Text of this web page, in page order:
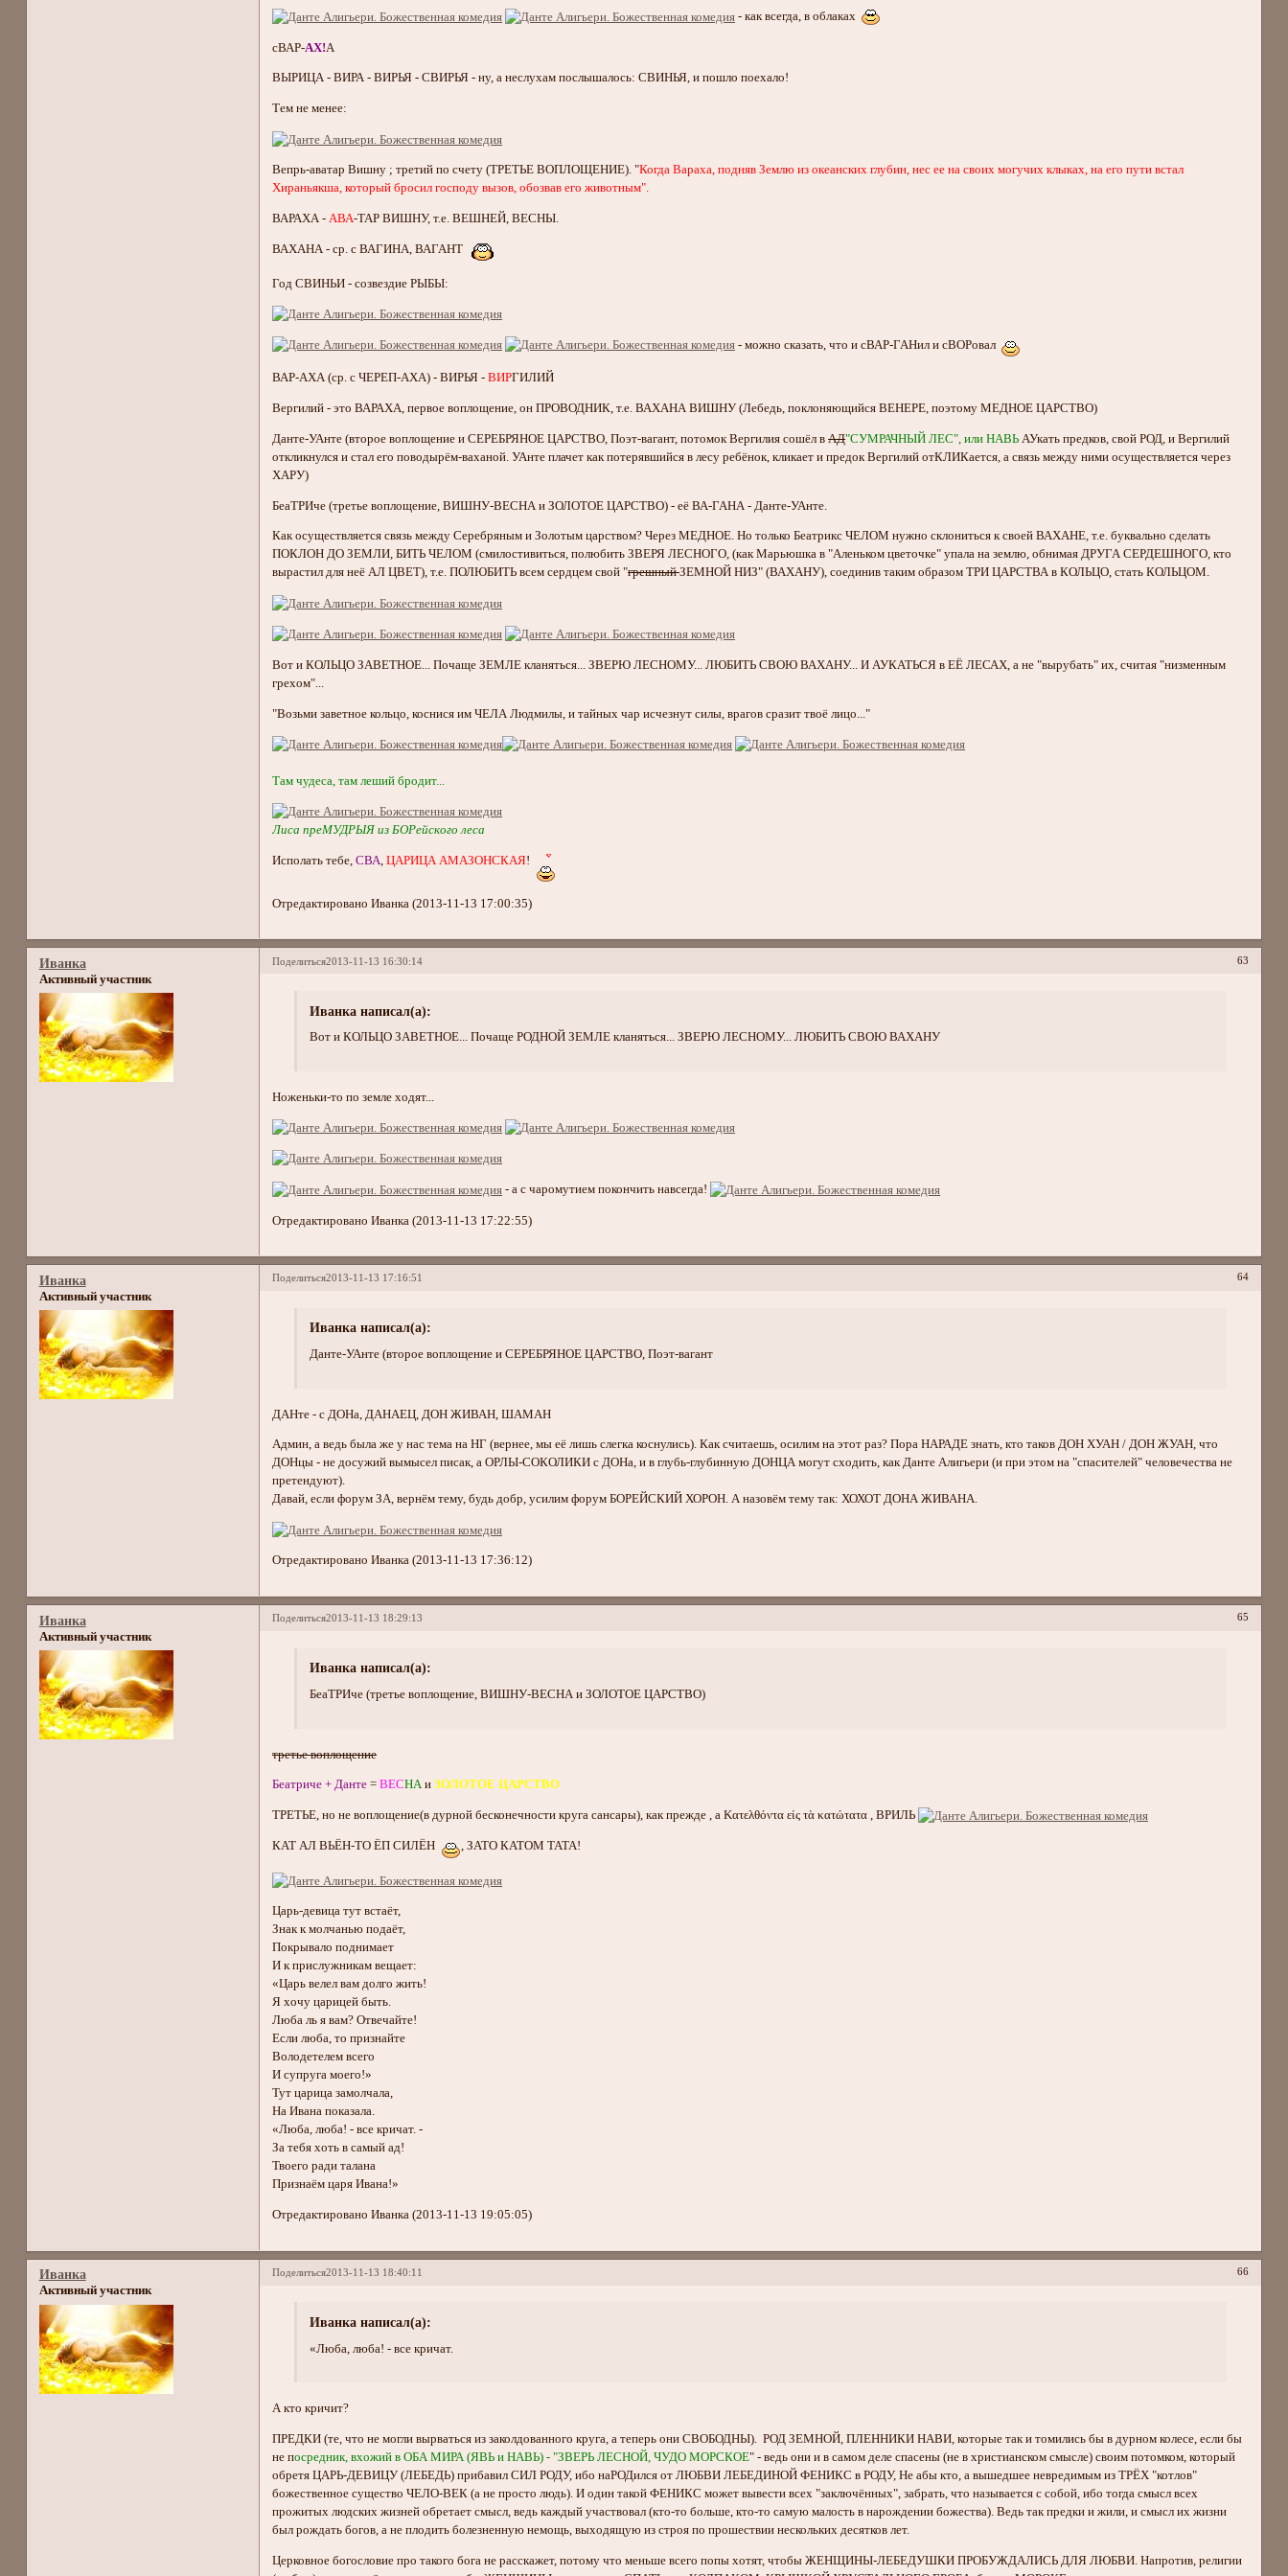
- как всегда, в облаках
сВАР-АХ!А
ВЫРИЦА - ВИРА - ВИРЬЯ - СВИРЬЯ - ну, а неслухам послышалось: СВИНЬЯ, и пошло поехало!
Тем не менее:
Вепрь-аватар Вишну ; третий по счету (ТРЕТЬЕ ВОПЛОЩЕНИЕ). "Когда Вараха, подняв Землю из океанских глубин, нес ее на своих могучих клыках, на его пути встал
Хираньякша, который бросил господу вызов, обозвав его животным".
ВАРАХА -АВА-ТАР ВИШНУ, т.е. ВЕШНЕЙ, ВЕСНЫ.
ВАХАНА - ср. с ВАГИНА, ВАГАНТ
Год СВИНЬИ - созвездие РЫБЫ:
- можно сказать, что и сВАР-ГАНил и сВОРовал
ВАР-АХА (ср. с ЧЕРЕП-АХА) - ВИРЬЯ -ВИРГИЛИЙ
Вергилий - это ВАРАХА, первое воплощение, он ПРОВОДНИК, т.е. ВАХАНА ВИШНУ (Лебедь, поклоняющийся ВЕНЕРЕ, поэтому МЕДНОЕ ЦАРСТВО)
Данте-УАнте (второе воплощение и СЕРЕБРЯНОЕ ЦАРСТВО, Поэт-вагант, потомок Вергилия сошёл вАД"СУМРАЧНЫЙ ЛЕС", или НАВЬАУкать предков, свой РОД, и Вергилий
откликнулся и стал его поводырём-ваханой. УАнте плачет как потерявшийся в лесу ребёнок, кликает и предок Вергилий отКЛИКается, а связь между ними осуществляется через
ХАРУ)
БеаТРИче (третье воплощение, ВИШНУ-ВЕСНА и ЗОЛОТОЕ ЦАРСТВО) - её ВА-ГАНА - Данте-УАнте.
Как осуществляется связь между Серебряным и Золотым царством? Через МЕДНОЕ. Но только Беатрикс ЧЕЛОМ нужно склониться к своей ВАХАНЕ, т.е. буквально сделать
ПОКЛОН ДО ЗЕМЛИ, БИТЬ ЧЕЛОМ (смилостивиться, полюбить ЗВЕРЯ ЛЕСНОГО, (как Марьюшка в "Аленьком цветочке" упала на землю, обнимая ДРУГА СЕРДЕШНОГО, кто
вырастил для неё АЛ ЦВЕТ), т.е. ПОЛЮБИТЬ всем сердцем свой "грешныйЗЕМНОЙ НИЗ" (ВАХАНУ), соединив таким образом ТРИ ЦАРСТВА в КОЛЬЦО, стать КОЛЬЦОМ.
Вот и КОЛЬЦО ЗАВЕТНОЕ... Почаще ЗЕМЛЕ кланяться... ЗВЕРЮ ЛЕСНОМУ... ЛЮБИТЬ СВОЮ ВАХАНУ... И АУКАТЬСЯ в ЕЁ ЛЕСАХ, а не "вырубать" их, считая "низменным
грехом"...
"Возьми заветное кольцо, коснися им ЧЕЛА Людмилы, и тайных чар исчезнут силы, врагов сразит твоё лицо..."
Там чудеса, там леший бродит...
Лиса преМУДРЫЯ из БОРейского леса
Исполать тебе,СВА,ЦАРИЦА АМАЗОНСКАЯ!
Отредактировано Иванка (2013-11-13 17:00:35)
Поделиться 63
2013-11-13 16:30:14
Иванка
Активный участник
Иванка написал(а):
Вот и КОЛЬЦО ЗАВЕТНОЕ... Почаще РОДНОЙ ЗЕМЛЕ кланяться... ЗВЕРЮ ЛЕСНОМУ... ЛЮБИТЬ СВОЮ ВАХАНУ
Ноженьки-то по земле ходят...
- а с чаромутием покончить навсегда!
Отредактировано Иванка (2013-11-13 17:22:55)
Поделиться 64
2013-11-13 17:16:51
Иванка
Активный участник
Иванка написал(а):
Данте-УАнте (второе воплощение и СЕРЕБРЯНОЕ ЦАРСТВО, Поэт-вагант
ДАНте - с ДОНа, ДАНАЕЦ, ДОН ЖИВАН, ШАМАН
Админ, а ведь была же у нас тема на НГ (вернее, мы её лишь слегка коснулись). Как считаешь, осилим на этот раз? Пора НАРАДЕ знать, кто таков ДОН ХУАН / ДОН ЖУАН, что
ДОНцы - не досужий вымысел писак, а ОРЛЫ-СОКОЛИКИ с ДОНа, и в глубь-глубинную ДОНЦА могут сходить, как Данте Алигьери (и при этом на "спасителей" человечества не
претендуют).
Давай, если форум ЗА, вернём тему, будь добр, усилим форум БОРЕЙСКИЙ ХОРОН. А назовём тему так: ХОХОТ ДОНА ЖИВАНА.
Отредактировано Иванка (2013-11-13 17:36:12)
Поделиться 65
2013-11-13 18:29:13
Иванка
Активный участник
Иванка написал(а):
БеаТРИче (третье воплощение, ВИШНУ-ВЕСНА и ЗОЛОТОЕ ЦАРСТВО)
третье воплощение
Беатриче + Данте =ВЕСНАиЗОЛОТОЕ ЦАРСТВО
ТРЕТЬЕ, но не воплощение(в дурной бесконечности круга сансары), как прежде , а Κατελθόντα εἰς τὰ κατώτατα , ВРИЛЬ
КАТ АЛ ВЬЁН-ТО ЁП СИЛЁН , ЗАТО КАТОМ ТАТА!
Царь-девица тут встаёт,
Знак к молчанью подаёт,
Покрывало поднимает
И к прислужникам вещает:
«Царь велел вам долго жить!
Я хочу царицей быть.
Люба ль я вам? Отвечайте!
Если люба, то признайте
Володетелем всего
И супруга моего!»
Тут царица замолчала,
На Ивана показала.
«Люба, люба! - все кричат. -
За тебя хоть в самый ад!
Твоего ради талана
Признаём царя Ивана!»
Отредактировано Иванка (2013-11-13 19:05:05)
Поделиться 66
2013-11-13 18:40:11
Иванка
Активный участник
Иванка написал(а):
«Люба, люба! - все кричат.
А кто кричит?
ПРЕДКИ (те, что не могли вырваться из заколдованного круга, а теперь они СВОБОДНЫ). РОД ЗЕМНОЙ, ПЛЕННИКИ НАВИ, которые так и томились бы в дурном колесе, если бы
не посредник, вхожий в ОБА МИРА (ЯВЬ и НАВЬ) - "ЗВЕРЬ ЛЕСНОЙ, ЧУДО МОРСКОЕ" - ведь они и в самом деле спасены (не в христианском смысле) своим потомком, который
обретя ЦАРЬ-ДЕВИЦУ (ЛЕБЕДЬ) прибавил СИЛ РОДУ, ибо наРОДился от ЛЮБВИ ЛЕБЕДИНОЙ ФЕНИКС в РОДУ, Не абы кто, а вышедшее невредимым из ТРЁХ "котлов"
божественное существо ЧЕЛО-ВЕК (а не просто людь). И один такой ФЕНИКС может вывести всех "заключённых", забрать, что называется с собой, ибо тогда смысл всех
прожитых людских жизней обретает смысл, ведь каждый участвовал (кто-то больше, кто-то самую малость в нарождении божества). Ведь так предки и жили, и смысл их жизни
был рождать богов, а не плодить болезненную немощь, выходящую из строя по прошествии нескольких десятков лет.
Церковное богословие про такого бога не расскажет, потому что меньше всего попы хотят, чтобы ЖЕНЩИНЫ-ЛЕБЕДУШКИ ПРОБУЖДАЛИСЬ ДЛЯ ЛЮБВИ. Напротив, религии